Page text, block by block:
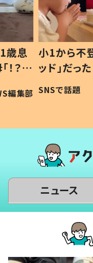
歳息
？」
編集部
小1から不
ッド」だ
作り続け
#令和の子
SNSで話題
ニュース